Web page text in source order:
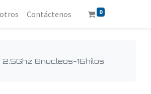
Contáctenos 0
2.5Ghz 8nucleos-16hilos